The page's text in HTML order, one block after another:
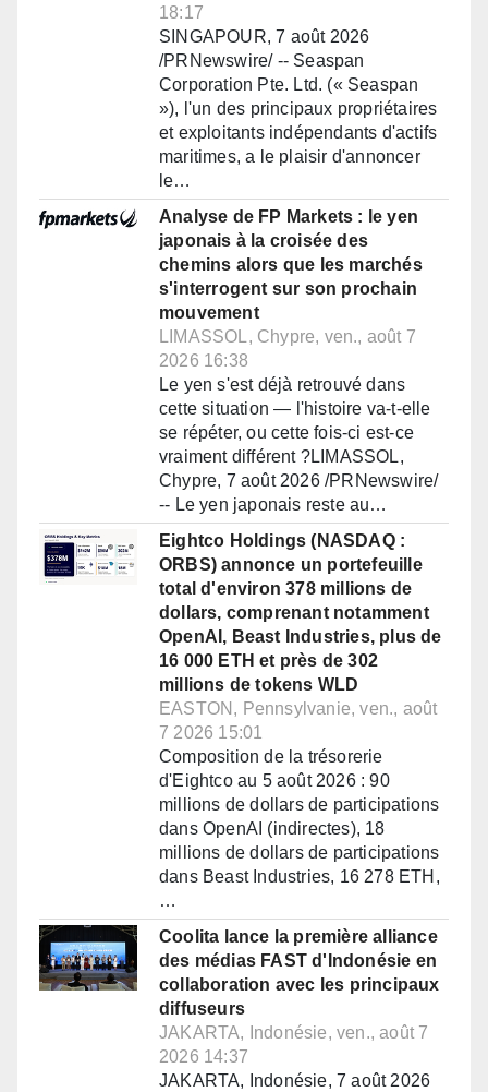
18:17
SINGAPOUR, 7 août 2026
/PRNewswire/ -- Seaspan
Corporation Pte. Ltd. (« Seaspan
»), l'un des principaux propriétaires
et exploitants indépendants d'actifs
maritimes, a le plaisir d'annoncer
le…
Analyse de FP Markets : le yen
japonais à la croisée des
chemins alors que les marchés
s'interrogent sur son prochain
mouvement
LIMASSOL, Chypre, ven., août 7
2026 16:38
Le yen s'est déjà retrouvé dans
cette situation — l'histoire va-t-elle
se répéter, ou cette fois-ci est-ce
vraiment différent ?LIMASSOL,
Chypre, 7 août 2026 /PRNewswire/
-- Le yen japonais reste au…
Eightco Holdings (NASDAQ :
ORBS) annonce un portefeuille
total d'environ 378 millions de
dollars, comprenant notamment
OpenAI, Beast Industries, plus de
16 000 ETH et près de 302
millions de tokens WLD
EASTON, Pennsylvanie, ven., août
7 2026 15:01
Composition de la trésorerie
d'Eightco au 5 août 2026 : 90
millions de dollars de participations
dans OpenAI (indirectes), 18
millions de dollars de participations
dans Beast Industries, 16 278 ETH,
…
Coolita lance la première alliance
des médias FAST d'Indonésie en
collaboration avec les principaux
diffuseurs
JAKARTA, Indonésie, ven., août 7
2026 14:37
JAKARTA, Indonésie, 7 août 2026